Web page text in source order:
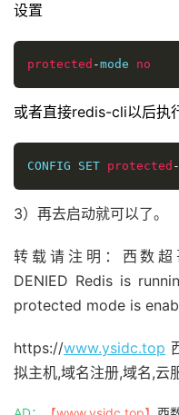
设置
protected -mode no
或者直接redis-cli以后执
CONFIG SET protected -
3）再去启动就可以了。
转载请注明：西数
DENIED Redis is
protected mode is
https://www.ysidc.top
拟主机,域名注册,域名,云